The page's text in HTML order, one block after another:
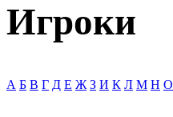
Игроки
А Б В Г Д Е Ж З И К Л М Н О